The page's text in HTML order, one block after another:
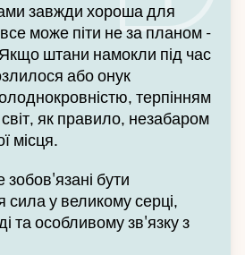
завжди хороша для
може піти не за планом -
штани намокли під час
або онук
терпінням
як правило, незабаром
місця.
зобов'язані бути
сила у великому серці,
та особливому зв'язку з